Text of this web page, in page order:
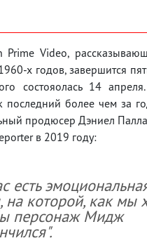
Prime Video,
х годов, завершится
состояолась 14
последний более чем за
продюсер Дэниел
в 2019 году:
есть
на которой, как мы
персонаж Мидж